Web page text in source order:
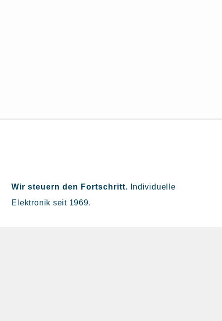
Wir steuern den Fortschritt.
Individuelle
Elektronik seit 1969.